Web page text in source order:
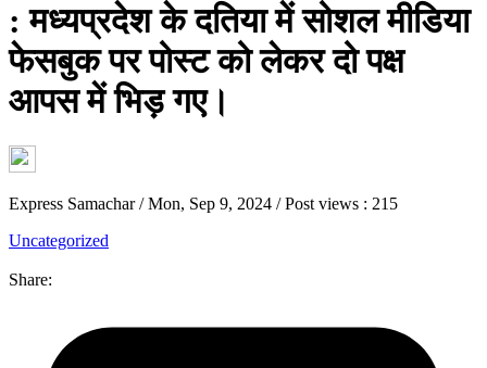
: मध्यप्रदेश के दतिया में सोशल मीडिया
फेसबुक पर पोस्ट को लेकर दो पक्ष
आपस में भिड़ गए।
Express Samachar/Mon, Sep 9, 2024 /Post views : 215
Uncategorized
Share: